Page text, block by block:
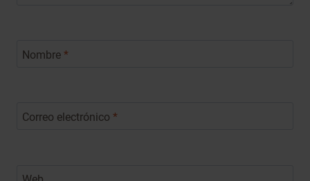
Nombre *
Correo electrónico *